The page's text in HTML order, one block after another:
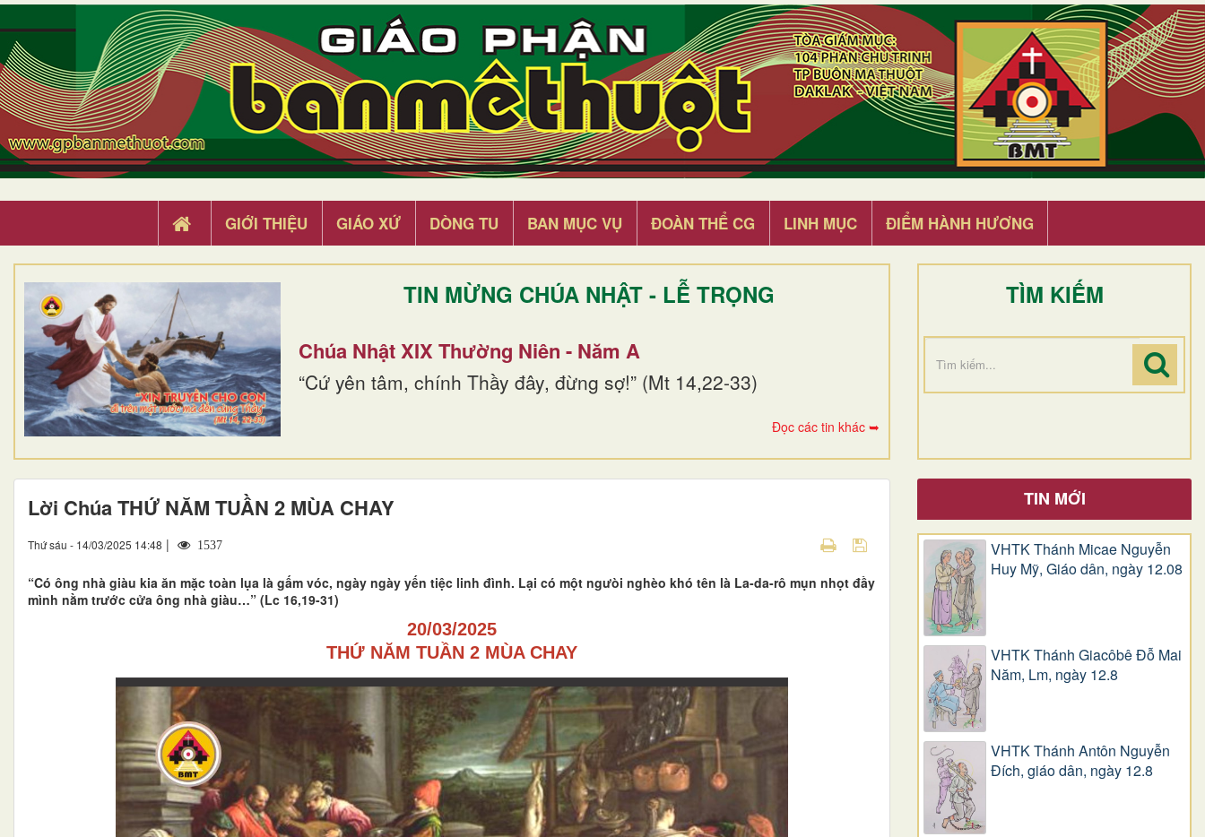
GIỚI THIỆU GIÁO XỨ DÒNG TU BAN MỤC VỤ ĐOÀN THỂ CG LINH MỤC ĐIỂM HÀNH HƯƠNG
TIN MỪNG CHÚA NHẬT - LỄ TRỌNG
Chúa Nhật XIX Thường Niên - Năm A
“Cứ yên tâm, chính Thầy đây, đừng sợ!” (Mt 14,22-33)
Đọc các tin khác ➥
TÌM KIẾM
Lời Chúa THỨ NĂM TUẦN 2 MÙA CHAY
Thứ sáu - 14/03/2025 14:48 | 1537
“Có ông nhà giàu kia ăn mặc toàn lụa là gấm vóc, ngày ngày yến tiệc linh đình. Lại có một ngưòi nghèo khó tên là La-da-rô mụn nhọt đầy
mình nằm trước cửa ông nhà giàu…” (Lc 16,19-31)
20/03/2025
THỨ NĂM TUẦN 2 MÙA CHAY
TIN MỚI
VHTK Thánh Micae Nguyễn
Huy Mỹ, Giáo dân, ngày 12.08
VHTK Thánh Giacôbê Ðỗ Mai
Năm, Lm, ngày 12.8
VHTK Thánh Antôn Nguyễn
Ðích, giáo dân, ngày 12.8